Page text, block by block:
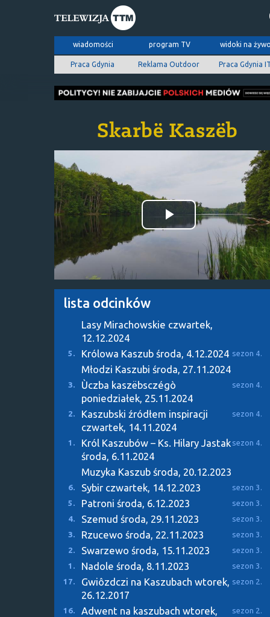
wiadomości program TV widoki na
Praca Gdynia Reklama Outdoor Praca Gdynia
Odtwórz
wideo
lista odcinków
Lasy Mirachowskie czwartek,
12.12.2024
5. Królowa Kaszub sezon 4.
środa, 4.12.2024
Młodzi Kaszubi środa, 27.11.2024
3. Ùczba kaszëbsczégò sezon 4.
poniedziałek, 25.11.2024
2. Kaszubski źródłem inspiracji sezon 4.
czwartek, 14.11.2024
1. Król Kaszubów – Ks. Hilary Jastak sezon 4.
środa, 6.11.2024
Muzyka Kaszub środa, 20.12.2023
6. Sybir sezon 3.
czwartek, 14.12.2023
5. Patroni sezon 3.
środa, 6.12.2023
4. Szemud sezon 3.
środa, 29.11.2023
3. Rzucewo sezon 3.
środa, 22.11.2023
2. Swarzewo sezon 3.
środa, 15.11.2023
1. Nadole sezon 3.
środa, 8.11.2023
17. Gwiôzdczi na Kaszubach sezon 2.
wtorek,
26.12.2017
16. Adwent na kaszubach sezon 2.
wtorek,